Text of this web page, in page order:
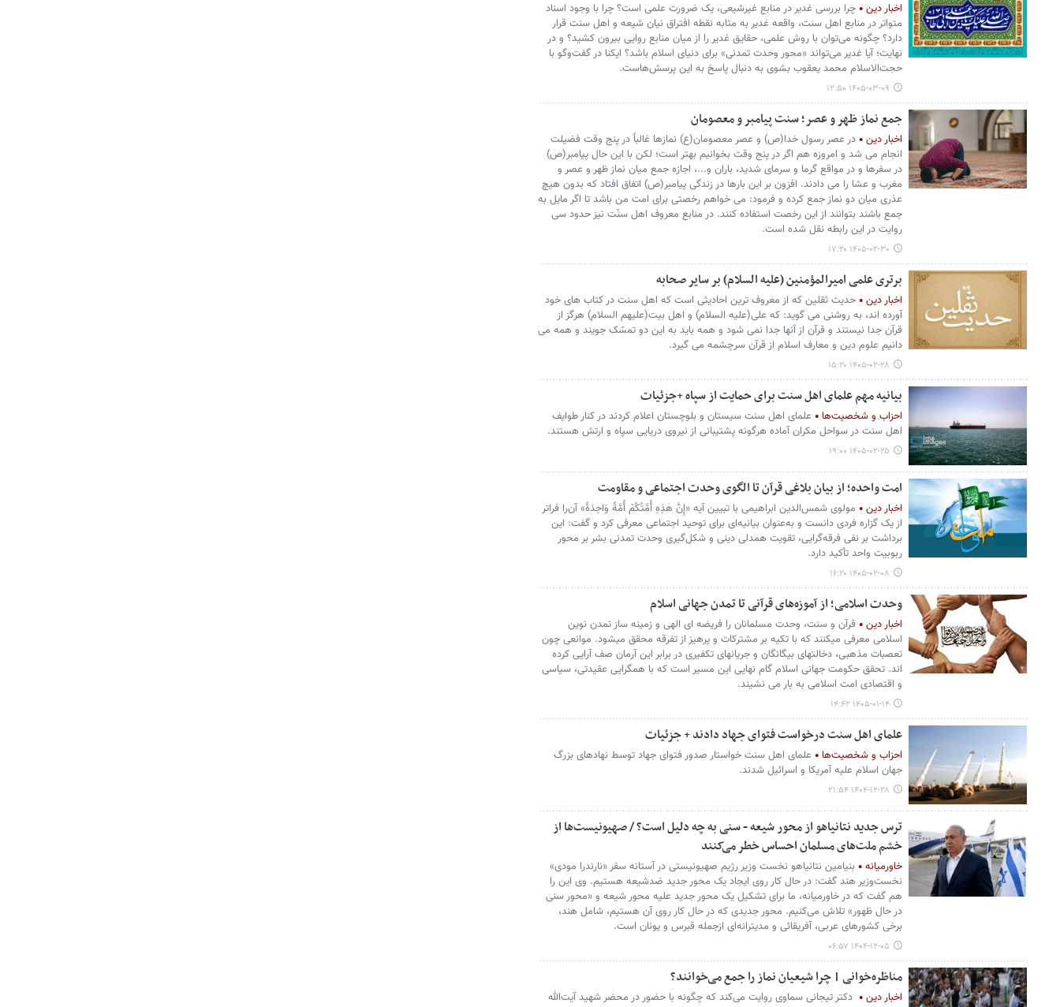
اخبار دین
چرا بررسی غدیر در منابع غیرشیعی، یک ضرورت علمی است؟ چرا با وجود اسناد
متواتر در منابع اهل سنت، واقعه غدیر به مثابه نقطه افتراق نیان شیعه و اهل سنت قرار
دارد؟ چگونه می‌توان با روش علمی، حقایق غدیر را از میان منابع روایی بیرون کشید؟ و در
نهایت؛ آیا غدیر می‌تواند «محور وحدت تمدنی» برای دنیای اسلام باشد؟ ایکنا در گفت‌وگو با
حجت‌الاسلام محمد یعقوب بشوی به دنبال پاسخ به این پرسش‌هاست.
۱۴۰۵-۰۳-۰۹ ۱۲:۵۰
جمع نماز ظهر و عصر؛ سنت پیامبر و معصومان
اخبار دین
در عصر رسول خدا(ص) و عصر معصومان(ع) نمازها غالباً در پنج وقت فضیلت
انجام می شد و امروزه هم اگر در پنج وقت بخوانیم بهتر است؛ لکن با این حال پیامبر(ص)
در سفرها و در مواقع گرما و سرمای شدید، باران و...، اجازه جمع میان نماز ظهر و عصر و
مغرب و عشا را می دادند. افزون بر این بارها در زندگی پیامبر(ص) اتفاق افتاد که بدون هیچ
عذری میان دو نماز جمع کرده و فرمود: می خواهم رخصتی برای امت من باشد تا اگر مایل به
جمع باشند بتوانند از این رخصت استفاده کنند. در منابع معروف اهل سنّت نیز حدود سی
روایت در این رابطه نقل شده است.
۱۴۰۵-۰۲-۳۰ ۱۷:۲۰
برتری علمی امیرالمؤمنین (علیه السلام) بر سایر صحابه
اخبار دین
حدیث ثقلین که از معروف ترین احادیثی است که اهل سنت در کتاب های خود
آورده اند، به روشنی می گوید: که علی(علیه السلام) و اهل بیت(علیهم السلام) هرگز از
قرآن جدا نیستند و قرآن از آنها جدا نمی شود و همه باید به این دو تمسّک جویند و همه می
دانیم علوم دین و معارف اسلام از قرآن سرچشمه می گیرد.
۱۴۰۵-۰۲-۲۸ ۱۵:۲۰
بیانیه مهم علمای اهل سنت برای حمایت از سپاه +جزئیات
احزاب و شخصیت‌ها
علمای اهل سنت سیستان و بلوچستان اعلام کردند در کنار طوایف
اهل سنت در سواحل مکران آماده هرگونه پشتیبانی از نیروی دریایی سپاه و ارتش هستند.
۱۴۰۵-۰۲-۲۵ ۱۹:۰۰
امت واحده؛ از بیان بلاغی قرآن تا الگوی وحدت اجتماعی و مقاومت
اخبار دین
مولوی شمس‌الدین ابراهیمی با تبیین آیه «إِنَّ هٰذِهِ أُمَّتُکُمْ أُمَّةً وَاحِدَةً» آن‌را فراتر
از یک گزاره فردی دانست و به‌عنوان بیانیه‌ای برای توحید اجتماعی معرفی کرد و گفت: این
برداشت بر نفی فرقه‌گرایی، تقویت همدلی دینی و شکل‌گیری وحدت تمدنی بشر بر محور
ربوبیت واحد تأکید دارد.
۱۴۰۵-۰۲-۰۸ ۱۶:۲۰
وحدت اسلامی؛ از آموزه‌های قرآنی تا تمدن جهانی اسلام
اخبار دین
قرآن و سنت، وحدت مسلمانان را فریضه ای الهی و زمینه ساز تمدن نوین
اسلامی معرفی میکنند که با تکیه بر مشترکات و پرهیز از تفرقه محقق میشود. موانعی چون
تعصبات مذهبی، دخالتهای بیگانگان و جریانهای تکفیری در برابر این آرمان صف آرایی کرده
اند. تحقق حکومت جهانی اسلام گام نهایی این مسیر است که با همگرایی عقیدتی، سیاسی
و اقتصادی امت اسلامی به بار می نشیند.
۱۴۰۵-۰۱-۱۴ ۱۴:۴۲
علمای اهل سنت درخواست فتوای جهاد دادند + جزئیات
احزاب و شخصیت‌ها
علمای اهل‌ سنت خواستار صدور فتوای جهاد توسط نهادهای بزرگ
جهان اسلام علیه آمریکا و اسرائیل شدند.
۱۴۰۴-۱۲-۲۸ ۲۱:۵۴
ترس جدید نتانیاهو از محور شیعه - سنی به چه دلیل است؟ / صهیونیست‌ها از
خشم ملت‌های مسلمان احساس خطر می‌کنند
خاورمیانه
بنیامین نتانیاهو نخست ‌وزیر رژیم صهیونیستی در آستانه سفر «نارندرا مودی»
نخست‌وزیر هند گفت: در حال کار روی ایجاد یک محور جدید ضدشیعه هستیم. وی این را
هم گفت که در خاورمیانه، ما برای تشکیل یک محور جدید علیه محور شیعه و «محور سنی
در حال ظهور» تلاش می‌کنیم. محور جدیدی که در حال کار روی آن هستیم، شامل هند،
برخی کشورهای عربی، آفریقائی و مدیترانه‌ای ازجمله قبرس و یونان است.
۱۴۰۴-۱۲-۰۵ ۰۶:۵۷
مناظره‌خوانی | چرا شیعیان نماز را جمع می‌خوانند؟
اخبار دین
دکتر تیجانی سماوی روایت می‌کند که چگونه با حضور در محضر شهید آیت‌الله